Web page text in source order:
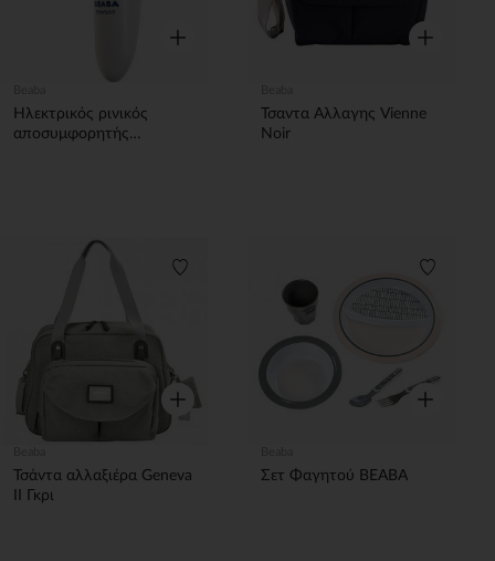
Γρήγορη επισκόπηση
Ηλεκτρικός ρινικός
αποσυμφορητής
Γρήγορη
Τσαντα Αλλαγης Vienne
Noir
Λίστα προτιμήσεων
Γρήγορη επισκόπηση
Τσάντα αλλαξιέρα Geneva
II Γκρι
Γρήγορη
Σετ Φαγητού BEABA